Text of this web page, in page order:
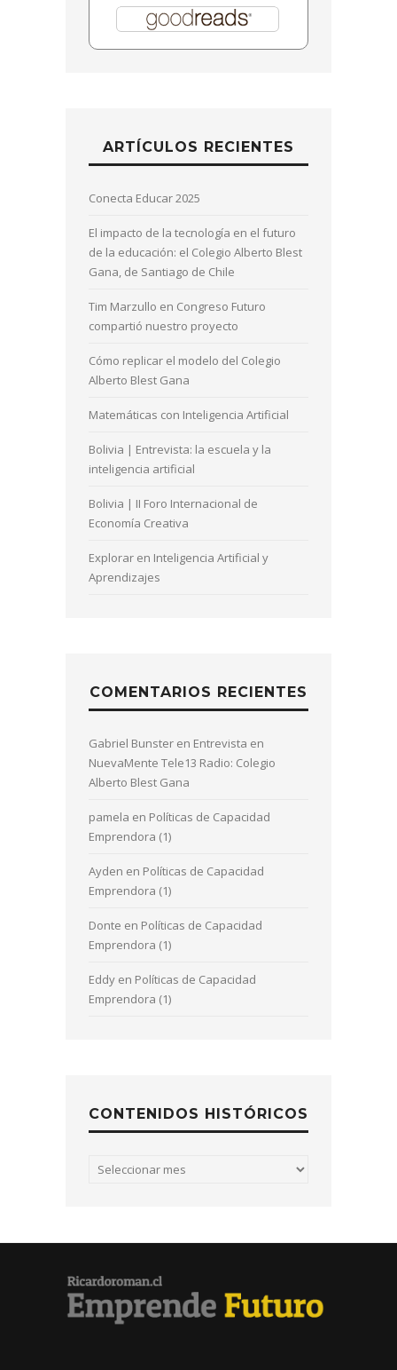
ARTÍCULOS RECIENTES
Conecta Educar 2025
El impacto de la tecnología en el futuro
de la educación: el Colegio Alberto Blest
Gana, de Santiago de Chile
Tim Marzullo en Congreso Futuro
compartió nuestro proyecto
Cómo replicar el modelo del Colegio
Alberto Blest Gana
Matemáticas con Inteligencia Artificial
Bolivia | Entrevista: la escuela y la
inteligencia artificial
Bolivia | II Foro Internacional de
Economía Creativa
Explorar en Inteligencia Artificial y
Aprendizajes
COMENTARIOS RECIENTES
Gabriel Bunster en Entrevista en
NuevaMente Tele13 Radio: Colegio
Alberto Blest Gana
pamela en Políticas de Capacidad
Emprendora (1)
Ayden en Políticas de Capacidad
Emprendora (1)
Donte en Políticas de Capacidad
Emprendora (1)
Eddy en Políticas de Capacidad
Emprendora (1)
CONTENIDOS HISTÓRICOS
Contenidos